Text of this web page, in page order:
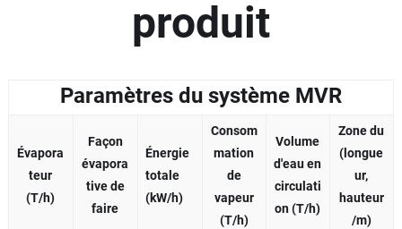
produit
Paramètres du système MVR
Évapora
teur
(T/h)
Façon
évapora
tive de
faire
Énergie
totale
(kW/h)
Consom
mation
de
vapeur
(T/h)
Volume
d'eau en
circulati
on (T/h)
Zone du
(longue
ur,
hauteur
/m)